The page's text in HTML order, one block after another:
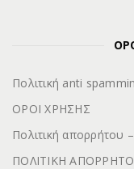
Πολιτική anti
ΟΡΟΙ ΧΡΗΣΗΣ
Πολιτική απορρήτου
ΠΟΛΙΤΙΚΗ